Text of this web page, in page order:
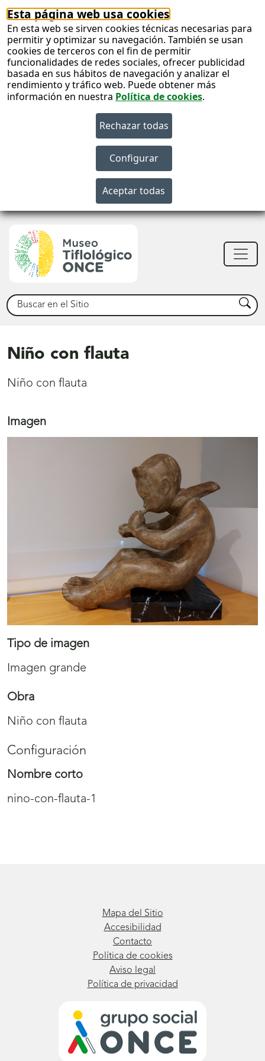
Esta página web usa cookies
En esta web se sirven cookies técnicas necesarias para
permitir y optimizar su navegación. También se usan
cookies de terceros con el fin de permitir
funcionalidades de redes sociales, ofrecer publicidad
basada en sus hábitos de navegación y analizar el
rendimiento y tráfico web. Puede obtener más
información en nuestra Política de cookies.
Buscar Buscar
Niño con flauta
Niño con flauta
Imagen
Tipo de imagen
Imagen grande
Obra
Niño con flauta
Configuración
Nombre corto
nino-con-flauta-1
Mapa del Sitio
Accesibilidad
Contacto
Política de cookies
Aviso legal
Política de privacidad